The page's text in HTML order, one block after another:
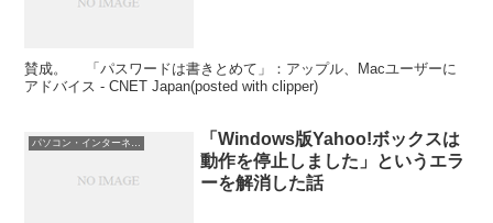
賛成。 「パスワードは書きとめて」：アップル、Macユーザーに
アドバイス - CNET Japan(posted with clipper)
「Windows版Yahoo!ボックスは
動作を停止しました」というエラ
ーを解消した話